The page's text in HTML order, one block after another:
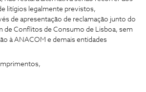
litígios legalmente previstos,
de apresentação de reclamação junto do
de Conflitos de Consumo de Lisboa, sem
à ANACOM e demais entidades